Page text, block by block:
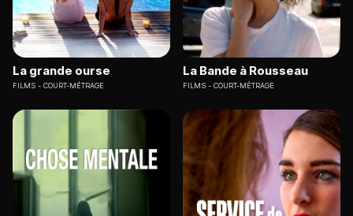
La grande ourse
FILMS COURT-MÉTRAGE
La Bande à Rousseau
FILMS COURT-MÉTRAGE